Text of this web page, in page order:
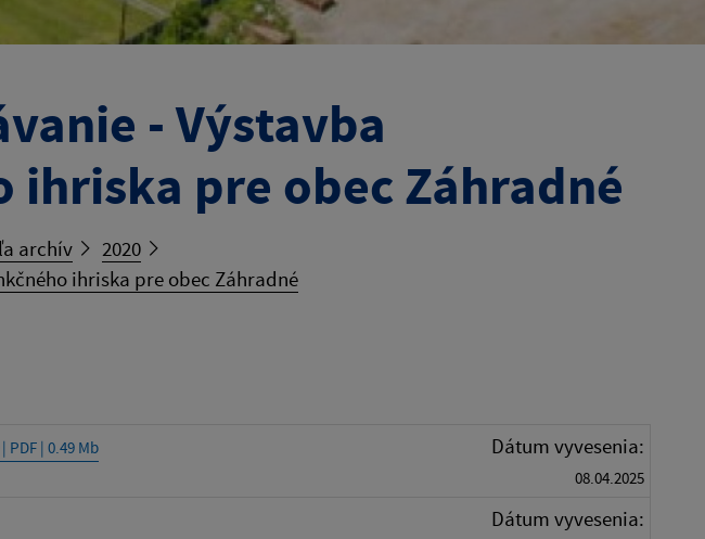
- Výstavba
pre obec Záhradné
archív
2020
ihriska pre obec Záhradné
PDF | 0.49 Mb Dátum vyvesenia:
08.04.2025
Dátum vyvesenia: